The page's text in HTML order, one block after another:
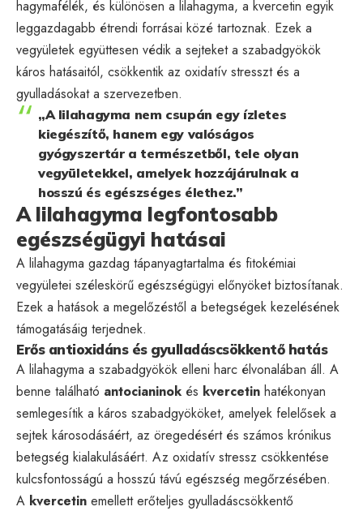
hagymafélék, és különösen a lilahagyma, a kvercetin egyik
leggazdagabb étrendi forrásai közé tartoznak. Ezek a
vegyületek együttesen védik a sejteket a szabadgyökök
káros hatásaitól, csökkentik az oxidatív stresszt és a
gyulladásokat a szervezetben.
„A lilahagyma nem csupán egy ízletes
kiegészítő, hanem egy valóságos
gyógyszertár a természetből, tele olyan
vegyületekkel, amelyek hozzájárulnak a
hosszú és egészséges élethez.”
A lilahagyma legfontosabb
egészségügyi hatásai
A lilahagyma gazdag tápanyagtartalma és fitokémiai
vegyületei széleskörű egészségügyi előnyöket biztosítanak.
Ezek a hatások a megelőzéstől a betegségek kezelésének
támogatásáig terjednek.
Erős antioxidáns és gyulladáscsökkentő hatás
A lilahagyma a szabadgyökök elleni harc élvonalában áll. A
benne található antocianinok és kvercetin hatékonyan
semlegesítik a káros szabadgyököket, amelyek felelősek a
sejtek károsodásáért, az öregedésért és számos krónikus
betegség kialakulásáért. Az oxidatív stressz csökkentése
kulcsfontosságú a hosszú távú egészség megőrzésében.
A kvercetin emellett erőteljes gyulladáscsökkentő